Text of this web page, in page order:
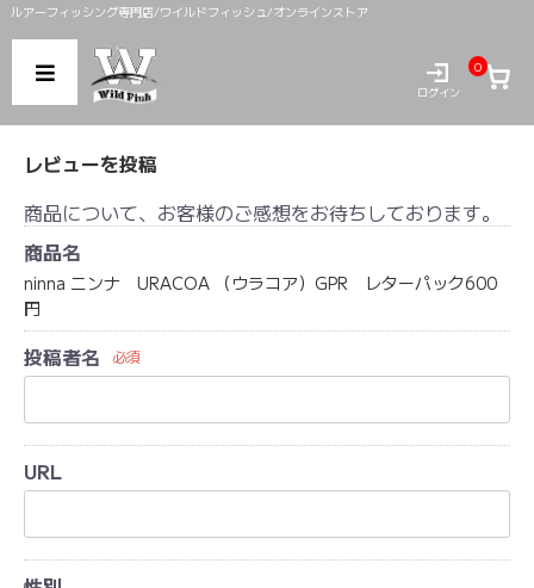
ルアーフィッシング専門店/ワイルドフィッシュ/オンラインストア
ログイン
0
レビューを投稿
商品について、お客様のご感想をお待ちしております。
商品名
ninna ニンナ URACOA （ウラコア）GPR レターパック600
円
投稿者名 必須
URL